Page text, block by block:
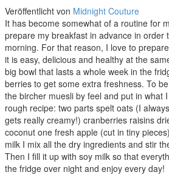
Veröffentlicht von Midnight Couture
It has become somewhat of a routine for
prepare my breakfast in advance in order
morning. For that reason, I love to
it is easy, delicious and healthy at the
big bowl that lasts a whole week in the
berries to get some extra freshness. To
the bircher muesli by feel and put in what
rough recipe: two parts spelt oats (I
gets really creamy!) cranberries raisins
coconut one fresh apple (cut in tiny
milk I mix all the dry ingredients and stir
Then I fill it up with soy milk so that
the fridge over night and enjoy every day!